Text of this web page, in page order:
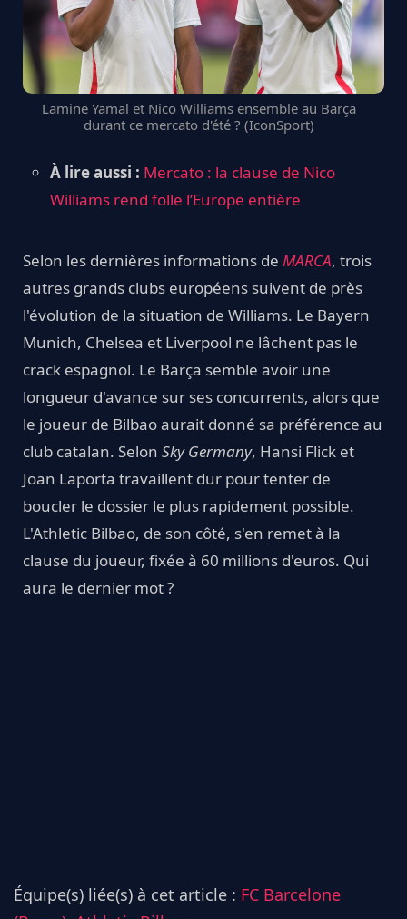
Lamine Yamal et Nico Williams ensemble au Barça
durant ce mercato d'été ? (IconSport)
À lire aussi : Mercato : la clause de Nico
Williams rend folle l’Europe entière
Selon les dernières informations de MARCA, trois
autres grands clubs européens suivent de près
l'évolution de la situation de Williams. Le Bayern
Munich, Chelsea et Liverpool ne lâchent pas le
crack espagnol. Le Barça semble avoir une
longueur d'avance sur ses concurrents, alors que
le joueur de Bilbao aurait donné sa préférence au
club catalan. Selon Sky Germany, Hansi Flick et
Joan Laporta travaillent dur pour tenter de
boucler le dossier le plus rapidement possible.
L'Athletic Bilbao, de son côté, s'en remet à la
clause du joueur, fixée à 60 millions d'euros. Qui
aura le dernier mot ?
Équipe(s) liée(s) à cet article : FC Barcelone